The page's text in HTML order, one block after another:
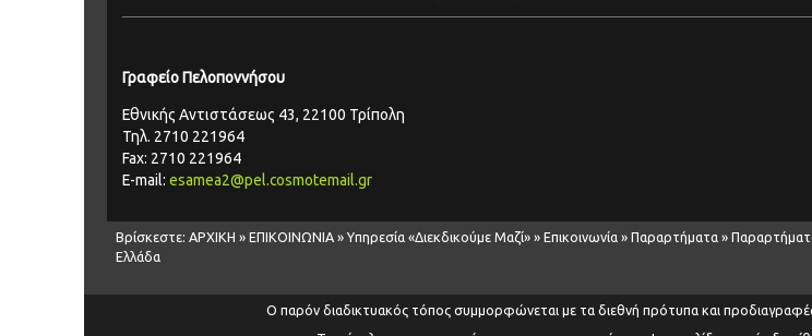
Γραφείο Πελοποννήσου
Εθνικής Αντιστάσεως 43, 22100 Τρίπολη
Τηλ. 2710 221964
Fax: 2710 221964
E-mail: esamea2@pel.cosmotemail.gr
Βρίσκεστε: ΑΡΧΙΚΗ » ΕΠΙΚΟΙΝΩΝΙΑ» Υπηρεσία «Διεκδικούμε Μαζί»» Επικοινωνία » Παραρτήματα »
Ελλάδα
Ο παρόν διαδικτυακός τόπος συμμορφώνεται με τα διεθνή πρότυπα και